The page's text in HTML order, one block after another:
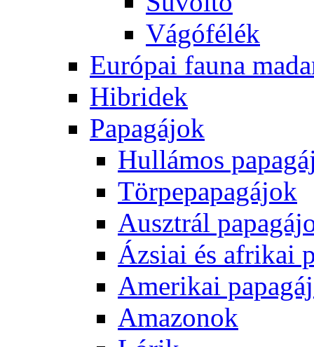
Vágófélék
Európai fauna
Hibridek
Papagájok
Hullámos
Törpepapagájok
Ausztrál
Ázsiai és afrikai
Amerikai
Amazonok